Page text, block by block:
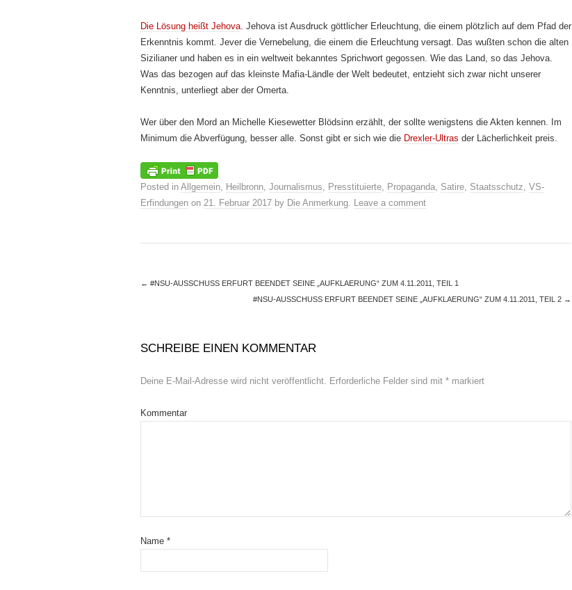
Die Lösung heißt Jehova . Jehova ist Ausdruck göttlicher Erleuchtung, die einem plötzlich auf dem Pfad der
Erkenntnis kommt. Jever die Vernebelung, die einem die Erleuchtung versagt. Das wußten schon die alten
Sizilianer und haben es in ein weltweit bekanntes Sprichwort gegossen. Wie das Land, so das Jehova.
Was das bezogen auf das kleinste Mafia-Ländle der Welt bedeutet, entzieht sich zwar nicht unserer
Kenntnis, unterliegt aber der Omerta.
Wer über den Mord an Michelle Kiesewetter Blödsinn erzählt, der sollte wenigstens die Akten kennen. Im
Minimum die Abverfügung, besser alle. Sonst gibt er sich wie die Drexler-Ultras der Lächerlichkeit preis.
Posted in Allgemein, Heilbronn, Journalismus, Presstituierte, Propaganda, Satire, Staatsschutz, VS-
Erfindungen on 21. Februar 2017 by Die Anmerkung. Leave a comment
← #NSU-AUSSCHUSS ERFURT BEENDET SEINE „AUFKLAERUNG“ ZUM 4.11.2011, TEIL 1
#NSU-AUSSCHUSS ERFURT BEENDET SEINE „AUFKLAERUNG“ ZUM 4.11.2011, TEIL 2 →
SCHREIBE EINEN KOMMENTAR
Deine E-Mail-Adresse wird nicht veröffentlicht. Erforderliche Felder sind mit * markiert
Kommentar
Name *